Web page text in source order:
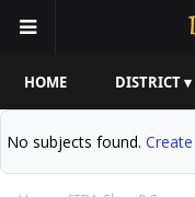
HOME DISTRICT ▾
No subjects found.